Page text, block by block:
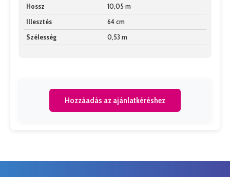
Hossz
10,05 m
Illesztés
64 cm
Szélesség
0,53 m
Hozzáadás az ajánlatkéréshez